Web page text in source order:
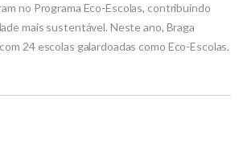
no Programa Eco-Escolas, contribuindo
mais sustentável. Neste ano, Braga
24 escolas galardoadas como Eco-Escolas.